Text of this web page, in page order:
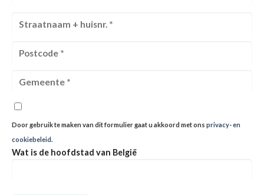
Door gebruik te maken van dit formulier gaat u akkoord met ons privacy- en
cookiebeleid.
Wat is de hoofdstad van België